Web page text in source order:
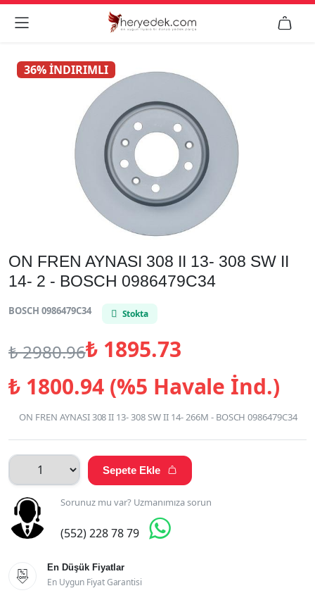
 
36% İNDIRIMLI
ON FREN AYNASI 308 II 13- 308 SW II
14- 2 - BOSCH 0986479C34
BOSCH 0986479C34 Stokta
₺2980.96₺1895.73
₺1800.94 (%5 Havale İnd.)
ON FREN AYNASI 308 II 13- 308 SW II 14- 266M - BOSCH 0986479C34
Sepete Ekle 
Sorunuz mu var? Uzmanımıza sorun
(552) 228 78 79 

En Düşük Fiyatlar
En Uygun Fiyat Garantisi